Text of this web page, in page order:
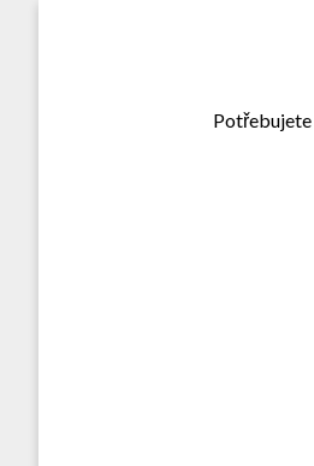
Potřebujete